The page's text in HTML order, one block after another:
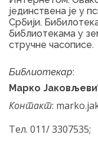
јединствена је у
Србији.
библиотекама у
стручне часописе.
Библиотекар:
Марко
Контакт:
Тел. 011/ 3307535;